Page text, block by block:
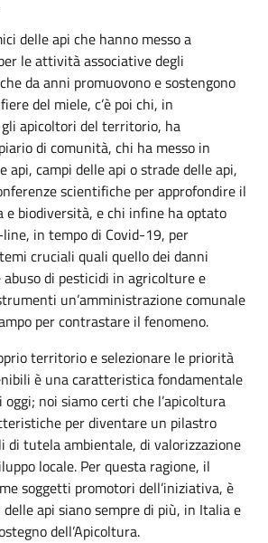
delle api che hanno messo a
le attività associative degli
da anni promuovono e sostengono
del miele, c’è poi chi, in
apicoltori del territorio, ha
di comunità, chi ha messo in
api, campi delle api o strade delle api,
scientifiche per approfondire il
biodiversità, e chi infine ha optato
in tempo di Covid-19, per
cruciali quali quello dei danni
abuso di pesticidi in agricolture e
un’amministrazione comunale
per contrastare il fenomeno.
territorio e selezionare le priorità
è una caratteristica fondamentale
noi siamo certi che l’apicoltura
per diventare un pilastro
di tutela ambientale, di valorizzazione
locale. Per questa ragione, il
soggetti promotori dell’iniziativa, è
api siano sempre di più, in Italia e
dell’Apicoltura.